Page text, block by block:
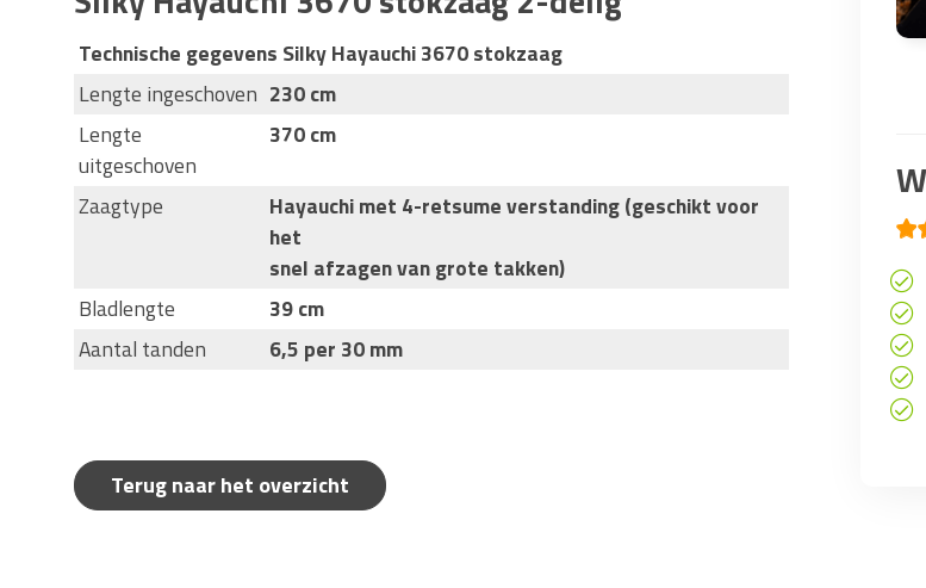
Technische gegevens Silky Hayauchi 3670 stokzaag
Lengte ingeschoven 230 cm
Lengte
uitgeschoven
370 cm
Zaagtype
Hayauchi met 4-retsume verstanding (geschikt voor
het
snel afzagen van grote takken)
Bladlengte
39 cm
Aantal tanden
6,5 per 30 mm
Terug naar het overzicht